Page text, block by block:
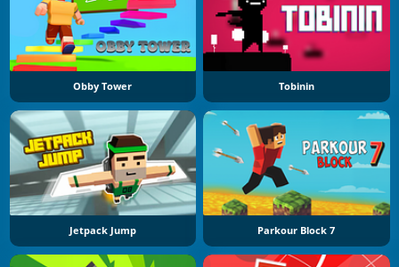
Obby Tower Tobinin
Jetpack Jump Parkour Block 7